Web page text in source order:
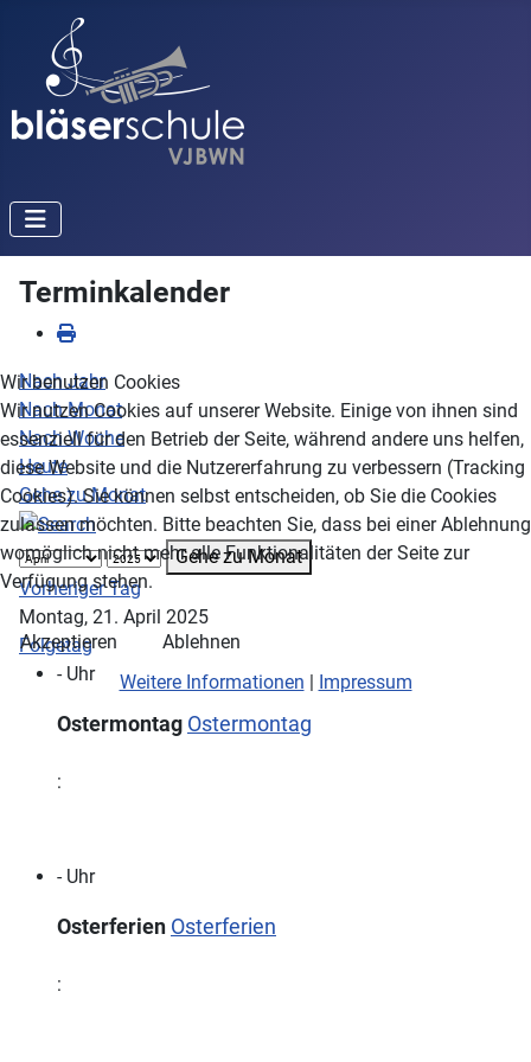
Terminkalender
Nach Jahr
Nach Monat
Nach Woche
Heute
Gehe zu Monat
Gehe zu Monat
Vorheriger Tag
Montag, 21. April 2025
Folgetag
- Uhr
Ostermontag Ostermontag
:
- Uhr
Osterferien Osterferien
:
Wir benutzen Cookies
Wir nutzen Cookies auf unserer Website. Einige von ihnen sind
essenziell für den Betrieb der Seite, während andere uns helfen,
diese Website und die Nutzererfahrung zu verbessern (Tracking
Cookies). Sie können selbst entscheiden, ob Sie die Cookies
zulassen möchten. Bitte beachten Sie, dass bei einer Ablehnung
womöglich nicht mehr alle Funktionalitäten der Seite zur
Verfügung stehen.
Akzeptieren
Ablehnen
Weitere Informationen | Impressum